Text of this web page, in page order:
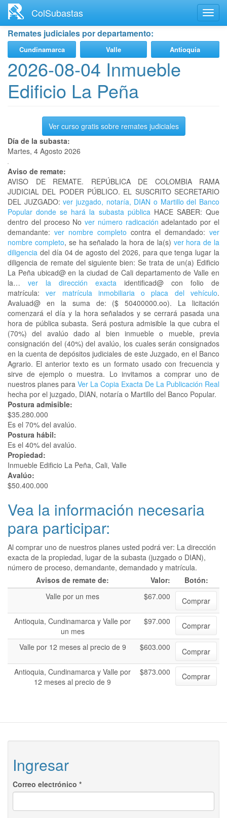
contenido
principal
ColSubastas
Remates judiciales por departamento:
Cundinamarca Valle Antioquia
2026-08-04 Inmueble
Edificio La Peña
Ver curso gratis sobre remates judiciales
Día de la subasta:
Martes, 4 Agosto 2026
Aviso de remate:
AVISO DE REMATE. REPÚBLICA DE COLOMBIA RAMA
JUDICIAL DEL PODER PÚBLICO. EL SUSCRITO SECRETARIO
DEL JUZGADO: ver juzgado, notaría, DIAN o Martillo del Banco
Popular donde se hará la subasta públicaHACE SABER: Que
dentro del proceso Nover número radicación adelantado por el
demandante: ver nombre completo contra el demandado: ver
nombre completo, se ha señalado la hora de la(s) ver hora de la
diligencia del día 04 de agosto del 2026, para que tenga lugar la
diligencia de remate del siguiente bien: Se trata de un(a) Edificio
La Peña ubicad@ en la ciudad de Cali departamento de Valle en
la… ver la dirección exacta identificad@ con folio de
matrícula:ver matrícula inmobiliaria o placa del vehículo.
Avaluad@ en la suma de: ($ 50400000.oo). La licitación
comenzará el día y la hora señalados y se cerrará pasada una
hora de pública subasta. Será postura admisible la que cubra el
(70%) del avalúo dado al bien inmueble o mueble, previa
consignación del (40%) del avalúo, los cuales serán consignados
en la cuenta de depósitos judiciales de este Juzgado, en el Banco
Agrario. El anterior texto es un formato usado con frecuencia y
sirve de ejemplo o muestra. Lo invitamos a comprar uno de
nuestros planes para Ver La Copia Exacta De La Publicación Real
hecha por el juzgado, DIAN, notaría o Martillo del Banco Popular.
Postura admisible:
$35.280.000
Es el 70% del avalúo.
Postura hábil:
Es el 40% del avalúo.
Propiedad:
Inmueble Edificio La Peña, Cali, Valle
Avalúo:
$50.400.000
Vea la información necesaria
para participar:
Al comprar uno de nuestros planes usted podrá ver: La dirección
exacta de la propiedad, lugar de la subasta (juzgado o DIAN),
número de proceso, demandante, demandado y matrícula.
Avisos de remate de:
Valor:
Botón:
Valle por un mes
$67.000
Comprar
Antioquia, Cundinamarca y Valle por
un mes
$97.000 Comprar
Valle por 12 meses al precio de 9 $603.000
Comprar
Antioquia, Cundinamarca y Valle por
12 meses al precio de 9
$873.000 Comprar
Ingresar
Correo electrónico *